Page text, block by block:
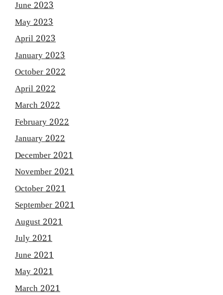
June 2023
May 2023
April 2023
January 2023
October 2022
April 2022
March 2022
February 2022
January 2022
December 2021
November 2021
October 2021
September 2021
August 2021
July 2021
June 2021
May 2021
March 2021